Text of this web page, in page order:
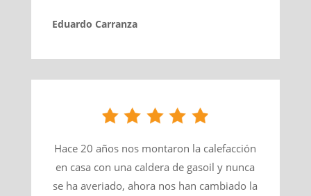
Eduardo Carranza
Hace 20 años nos montaron la calefacción
en casa con una caldera de gasoil y nunca
se ha averiado, ahora nos han cambiado la